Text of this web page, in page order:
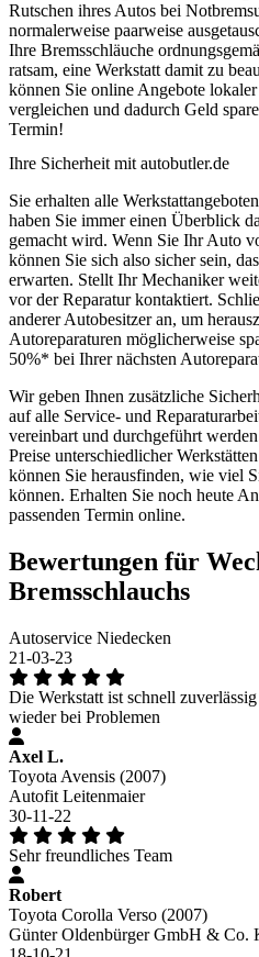
Rutschen ihres Autos bei
normalerweise paarweise
Ihre Bremsschläuche
ratsam, eine Werkstatt damit zu
können Sie online Angebote
vergleichen und dadurch Geld
Termin!
Ihre Sicherheit mit autobutler.de
Sie erhalten alle
haben Sie immer einen Überblick
gemacht wird. Wenn Sie Ihr Auto
können Sie sich also sicher sein,
erwarten. Stellt Ihr Mechaniker
vor der Reparatur kontaktiert.
anderer Autobesitzer an, um
Autoreparaturen möglicherweise
50%* bei Ihrer nächsten
Wir geben Ihnen zusätzliche
auf alle Service- und
vereinbart und durchgeführt
Preise unterschiedlicher
können Sie herausfinden, wie viel
können. Erhalten Sie noch heute
passenden Termin online.
Bewertungen für
Bremsschlauchs
Autoservice Niedecken
21-03-23
Die Werkstatt ist schnell
wieder bei Problemen
Axel L.
Toyota Avensis (2007)
Autofit Leitenmaier
30-11-22
Sehr freundliches Team
Robert
Toyota Corolla Verso (2007)
Günter Oldenbürger GmbH & Co.